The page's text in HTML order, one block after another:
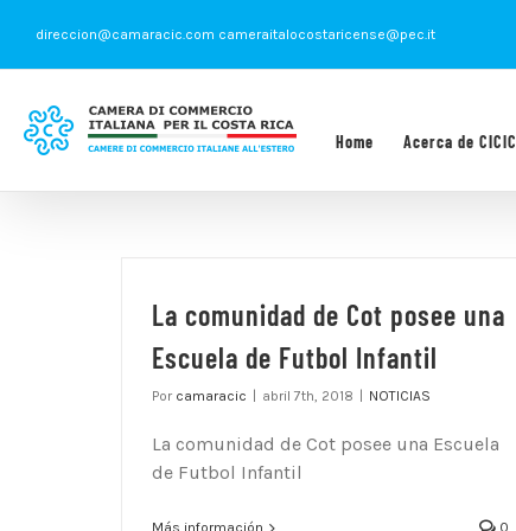
contenido
direccion@camaracic.com cameraitalocostaricense@pec.it
Home Acerca de CICIC
La comunidad de Cot posee una
Escuela de Futbol Infantil
Por camaracic abril 7th, 2018 NOTICIAS
La comunidad de Cot posee una Escuela
de Futbol Infantil
Más información 0